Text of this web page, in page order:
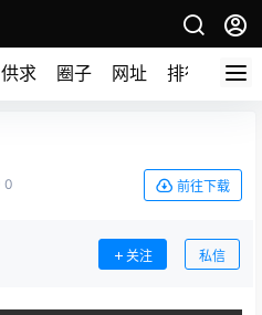
供求 圈子 网址 排行榜
0 前往下载
关注 私信